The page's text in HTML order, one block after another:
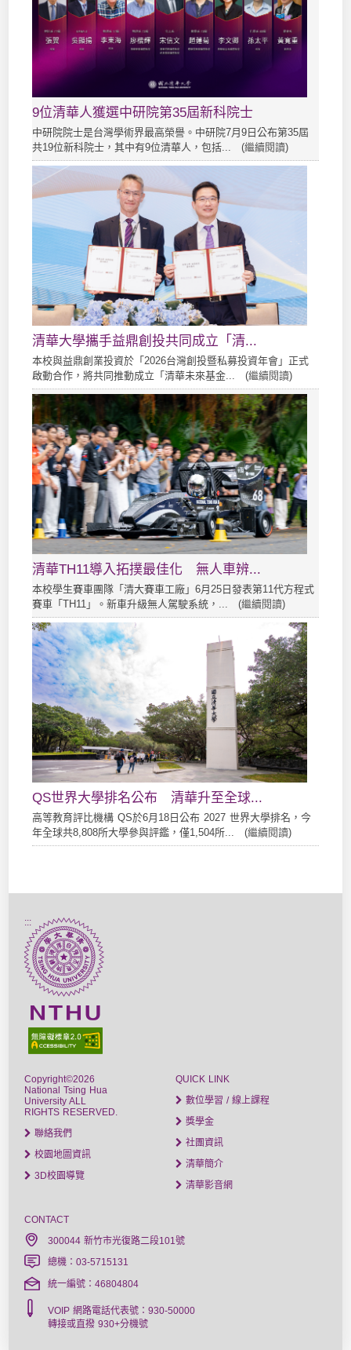
9位清華人獲選中研院第35屆新科院士
中研院院士是台灣學術界最高榮譽。中研院7月9日公布第35屆
共19位新科院士，其中有9位清華人，包括... (繼續閱讀)
清華大學攜手益鼎創投共同成立「清...
本校與益鼎創業投資於「2026台灣創投暨私募投資年會」正式
啟動合作，將共同推動成立「清華未來基金... (繼續閱讀)
清華TH11導入拓撲最佳化 無人車辨...
本校學生賽車團隊「清大賽車工廠」6月25日發表第11代方程式
賽車「TH11」。新車升級無人駕駛系統，... (繼續閱讀)
QS世界大學排名公布 清華升至全球...
高等教育評比機構 QS於6月18日公布 2027 世界大學排名，今
年全球共8,808所大學參與評鑑，僅1,504所... (繼續閱讀)
:::
Copyright©2026
National Tsing Hua
University ALL
RIGHTS RESERVED.
聯絡我們
校園地圖資訊
3D校園導覽
QUICK LINK
數位學習 / 線上課程
獎學金
社團資訊
清華簡介
清華影音網
CONTACT
300044 新竹市光復路二段101號
總機：03-5715131
統一編號：46804804
VOIP 網路電話代表號：930-50000
轉接或直撥 930+分機號